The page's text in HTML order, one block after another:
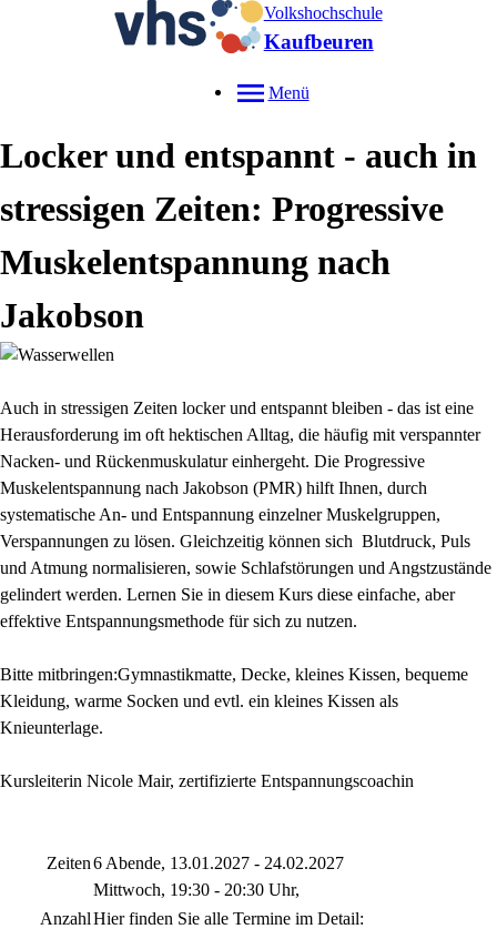
Volkshochschule
Kaufbeuren
Menü
Locker und entspannt - auch in
stressigen Zeiten: Progressive
Muskelentspannung nach
Jakobson
Auch in stressigen Zeiten locker und entspannt bleiben - das ist eine
Herausforderung im oft hektischen Alltag, die häufig mit verspannter
Nacken- und Rückenmuskulatur einhergeht. Die Progressive
Muskelentspannung nach Jakobson (PMR) hilft Ihnen, durch
systematische An- und Entspannung einzelner Muskelgruppen,
Verspannungen zu lösen. Gleichzeitig können sich Blutdruck, Puls
und Atmung normalisieren, sowie Schlafstörungen und Angstzustände
gelindert werden. Lernen Sie in diesem Kurs diese einfache, aber
effektive Entspannungsmethode für sich zu nutzen.
Bitte mitbringen:Gymnastikmatte, Decke, kleines Kissen, bequeme
Kleidung, warme Socken und evtl. ein kleines Kissen als
Knieunterlage.
Kursleiterin Nicole Mair, zertifizierte Entspannungscoachin
Zeiten6 Abende, 13.01.2027 - 24.02.2027
Mittwoch, 19:30 - 20:30 Uhr,
AnzahlHier finden Sie alle Termine im Detail: